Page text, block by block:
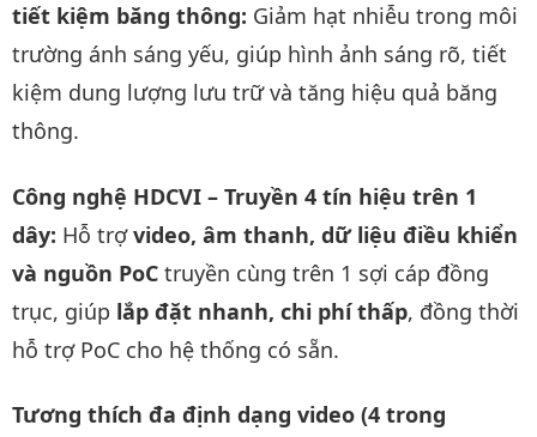
tiết kiệm băng thông: Giảm hạt nhiễu trong môi
trường ánh sáng yếu, giúp hình ảnh sáng rõ, tiết
kiệm dung lượng lưu trữ và tăng hiệu quả băng
thông.
Công nghệ HDCVI – Truyền 4 tín hiệu trên 1
dây: Hỗ trợvideo, âm thanh, dữ liệu điều khiển
và nguồn PoC truyền cùng trên 1 sợi cáp đồng
trục, giúp lắp đặt nhanh, chi phí thấp, đồng thời
hỗ trợ PoC cho hệ thống có sẵn.
Tương thích đa định dạng video (4 trong